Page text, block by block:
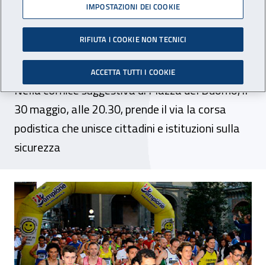
Prato, si corre la 81 run per
il lavoro sicuro con il
patrocinio dell’Inail
Nella cornice suggestiva di Piazza del Duomo, il
30 maggio, alle 20.30, prende il via la corsa
podistica che unisce cittadini e istituzioni sulla
sicurezza
Prato, si corre la 81 run per il lavoro
IMPOSTAZIONI DEI COOKIE
RIFIUTA I COOKIE NON TECNICI
ACCETTA TUTTI I COOKIE